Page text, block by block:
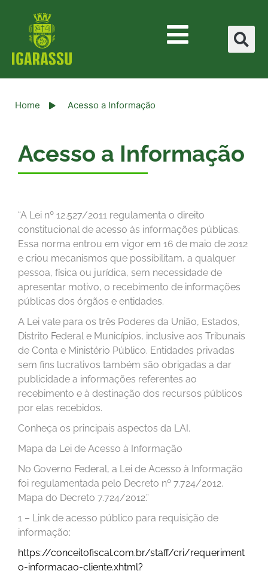
Home Acesso a Informação
Acesso a Informação
“A Lei nº 12.527/2011 regulamenta o direito
constitucional de acesso às informações públicas.
Essa norma entrou em vigor em 16 de maio de 2012
e criou mecanismos que possibilitam, a qualquer
pessoa, física ou jurídica, sem necessidade de
apresentar motivo, o recebimento de informações
públicas dos órgãos e entidades.
A Lei vale para os três Poderes da União, Estados,
Distrito Federal e Municípios, inclusive aos Tribunais
de Conta e Ministério Público. Entidades privadas
sem fins lucrativos também são obrigadas a dar
publicidade a informações referentes ao
recebimento e à destinação dos recursos públicos
por elas recebidos.
Conheça os principais aspectos da LAI.
Mapa da Lei de Acesso à Informação
No Governo Federal, a Lei de Acesso à Informação
foi regulamentada pelo Decreto nº 7.724/2012.
Mapa do Decreto 7.724/2012.”
1 – Link de acesso público para requisição de
informação:
https://conceitofiscal.com.br/staff/cri/requeriment
o-informacao-cliente.xhtml?